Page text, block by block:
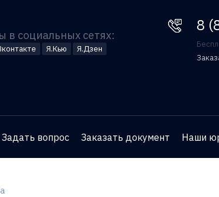
в социальных сетях:
Я.Кью Я.Дзен
8
и юрист
консультации
Задать вопрос Заказать документ Наши